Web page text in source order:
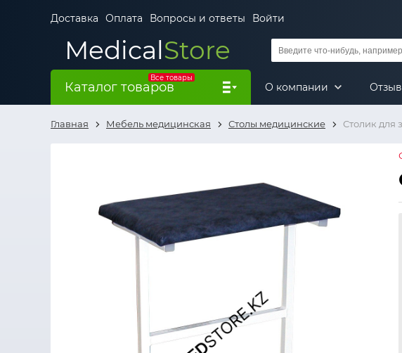
Доставка Оплата Вопросы и ответы Войти
MedicalStore
Все товары
Каталог товаров О компании
Главная Мебель медицинская Столы медицинские Столик для